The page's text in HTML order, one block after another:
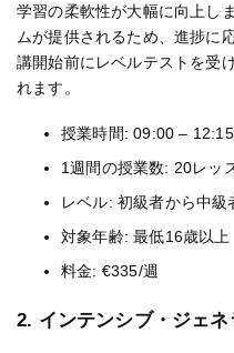
学習の柔軟性が大幅に向上し
ムが提供されるため、進捗に
講開始前にレベルテストを受
れます。
授業時間: 09:00 –
1週間の授業数: 20レッ
レベル: 初級者から中級
対象年齢: 最低16歳以上
料金: €335/週
2. インテンシブ・ジェ